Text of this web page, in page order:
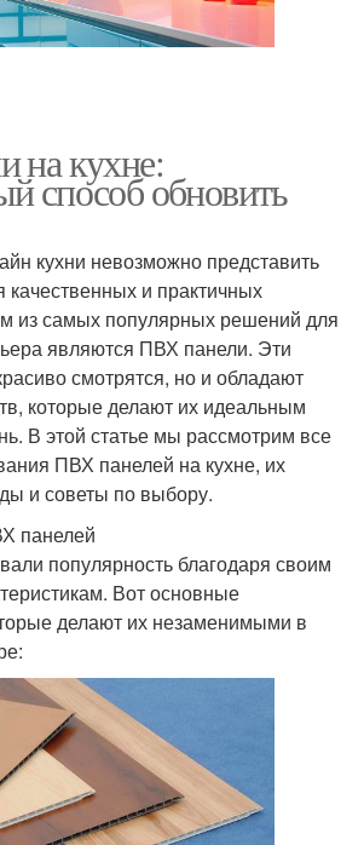
на кухне:
способ обновить
кухни невозможно представить
качественных и практичных
из самых популярных решений для
являются ПВХ панели. Эти
смотрятся, но и обладают
которые делают их идеальным
В этой статье мы рассмотрим все
ПВХ панелей на кухне, их
и советы по выбору.
панелей
популярность благодаря своим
Вот основные
делают их незаменимыми в